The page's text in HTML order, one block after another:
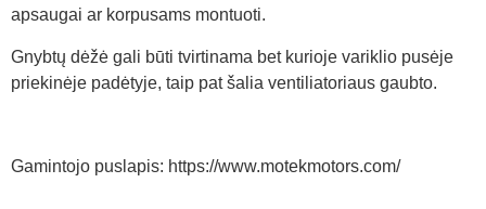
apsaugai ar korpusams montuoti.
Gnybtų dėžė gali būti tvirtinama bet kurioje variklio pusėje
priekinėje padėtyje, taip pat šalia ventiliatoriaus gaubto.
Gamintojo puslapis: https://www.motekmotors.com/